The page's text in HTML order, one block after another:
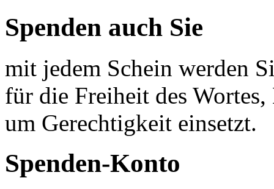
Spenden auch Sie
mit jedem Schein werden
für die Freiheit des
um Gerechtigkeit einsetzt.
Spenden-Konto